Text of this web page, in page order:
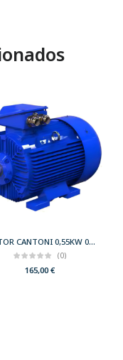
MOTOR CANTONI 0,55KW 0,75CV 3000 B3 T71 230/400 IE2
(0)
165,00€